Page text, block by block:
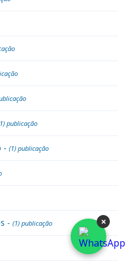
publicação
- (1) publicação
- (1) publicação ×